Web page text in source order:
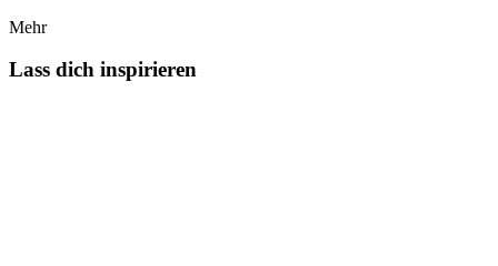
Mehr
Lass dich inspirieren